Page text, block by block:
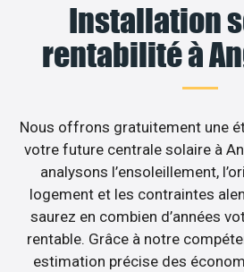
Installation
rentabilité à
Nous offrons gratuitement une
votre future centrale solaire à
analysons l’ensoleillement,
logement et les contraintes
saurez en combien d’années
rentable. Grâce à notre
estimation précise des